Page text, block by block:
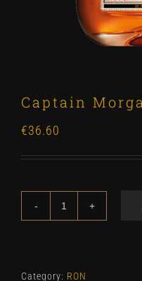
Captain
€36.60
Stock
Category: RON